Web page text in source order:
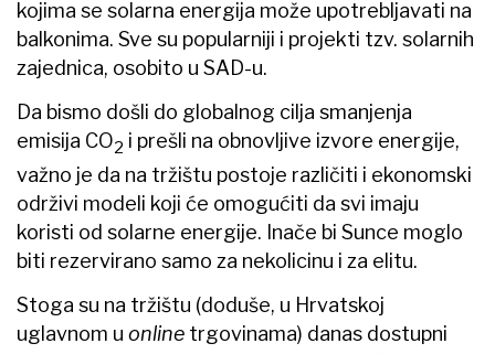
kojima se solarna energija može upotrebljavati na
balkonima. Sve su popularniji i projekti tzv. solarnih
zajednica, osobito u SAD-u.
Da bismo došli do globalnog cilja smanjenja
emisija CO2 i prešli na obnovljive izvore energije,
važno je da na tržištu postoje različiti i ekonomski
održivi modeli koji će omogućiti da svi imaju
koristi od solarne energije. Inače bi Sunce moglo
biti rezervirano samo za nekolicinu i za elitu.
Stoga su na tržištu (doduše, u Hrvatskoj
uglavnom u online trgovinama) danas dostupni